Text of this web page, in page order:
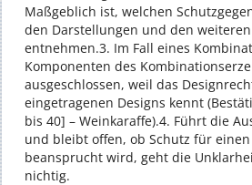
Maßgeblich ist, welchen
den Darstellungen und den
entnehmen.3. Im Fall eines
Komponenten des
ausgeschlossen, weil das
eingetragenen Designs kennt
bis 40] – Weinkaraffe).4. Führt die
und bleibt offen, ob Schutz für
beansprucht wird, geht die
nichtig.